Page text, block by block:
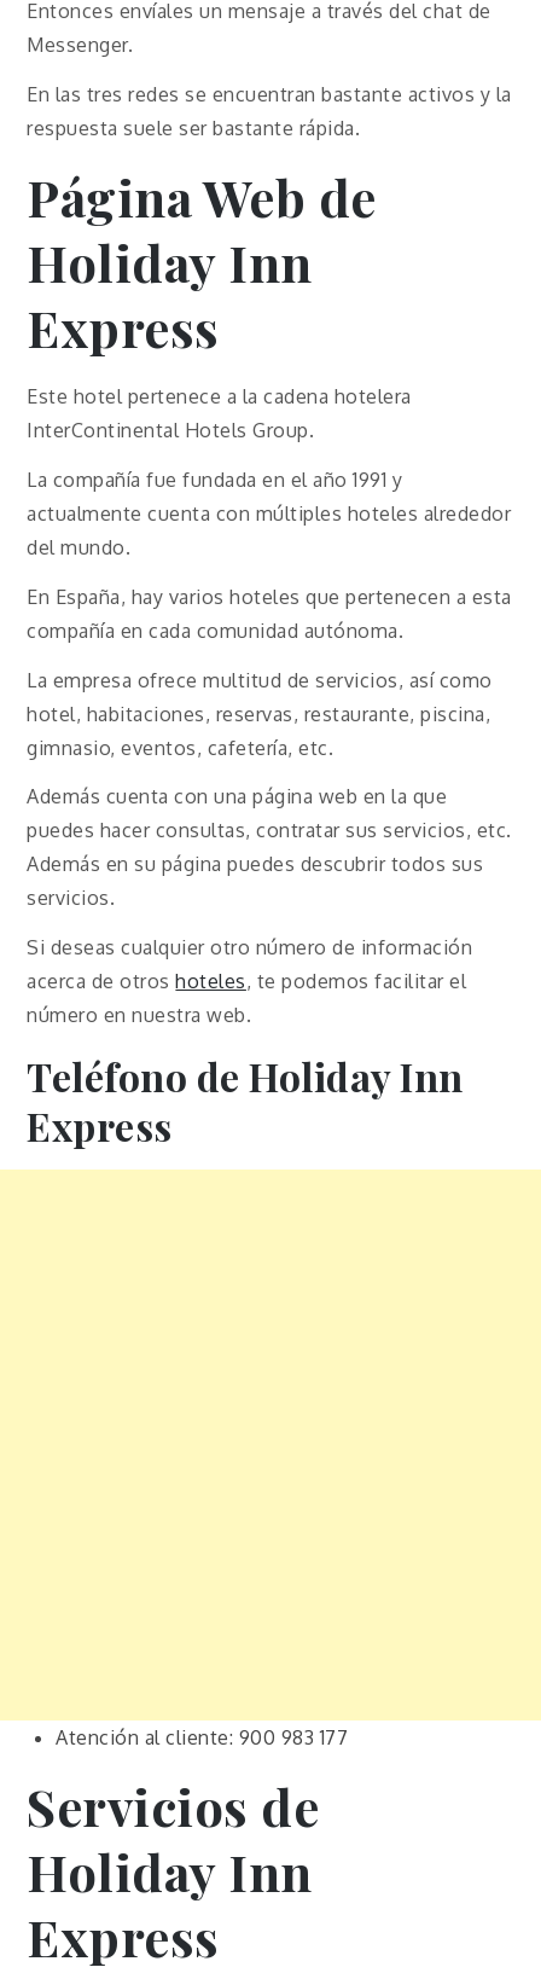
Entonces envíales un mensaje a través del chat de
Messenger.
En las tres redes se encuentran bastante activos y la
respuesta suele ser bastante rápida.
Página Web de
Holiday Inn
Express
Este hotel pertenece a la cadena hotelera
InterContinental Hotels Group.
La compañía fue fundada en el año 1991 y
actualmente cuenta con múltiples hoteles alrededor
del mundo.
En España, hay varios hoteles que pertenecen a esta
compañía en cada comunidad autónoma.
La empresa ofrece multitud de servicios, así como
hotel, habitaciones, reservas, restaurante, piscina,
gimnasio, eventos, cafetería, etc.
Además cuenta con una página web en la que
puedes hacer consultas, contratar sus servicios, etc.
Además en su página puedes descubrir todos sus
servicios.
Si deseas cualquier otro número de información
acerca de otroshoteles, te podemos facilitar el
número en nuestra web.
Teléfono deHoliday Inn
Express
Atención al cliente: 900 983 177
Servicios de
Holiday Inn
Express